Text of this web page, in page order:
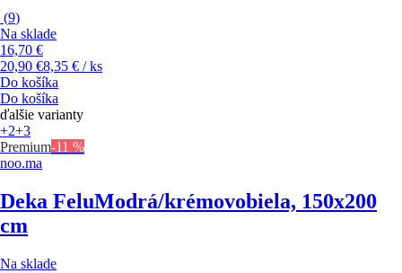
(9)
Na sklade
16,70 €
20,90 €8,35 € / ks
Do košíka
Do košíka
ďalšie varianty
+2+3
Premium-11 %
noo.ma
Deka FeluModrá/krémovobiela, 150x200
cm
Na sklade